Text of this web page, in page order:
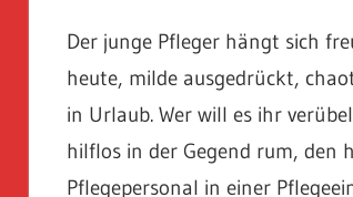
Der junge Pfleger hängt sich
heute, milde ausgedrückt,
in Urlaub. Wer will es ihr
hilflos in der Gegend rum, den
Pflegepersonal in einer